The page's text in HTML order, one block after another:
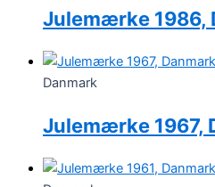
Julemærke 1986,
Danmark
Julemærke 1967,